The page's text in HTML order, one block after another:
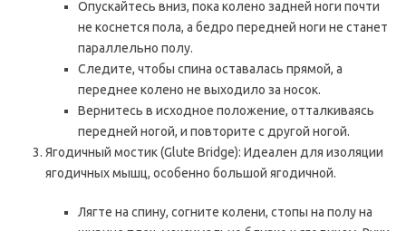
Опускайтесь вниз, пока колено задней ноги почти
не коснется пола, а бедро передней ноги не станет
параллельно полу.
Следите, чтобы спина оставалась прямой, а
переднее колено не выходило за носок.
Вернитесь в исходное положение, отталкиваясь
передней ногой, и повторите с другой ногой.
Ягодичный мостик (Glute Bridge): Идеален для изоляции
ягодичных мышц, особенно большой ягодичной.
Лягте на спину, согните колени, стопы на полу на